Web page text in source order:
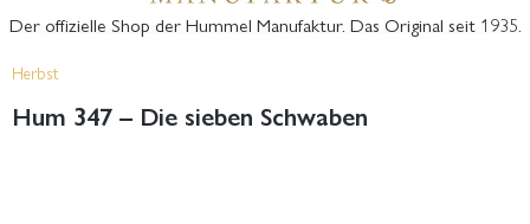
Der offizielle Shop der Hummel Manufaktur. Das Original seit 1935.
Herbst
Hum 347 – Die sieben Schwaben